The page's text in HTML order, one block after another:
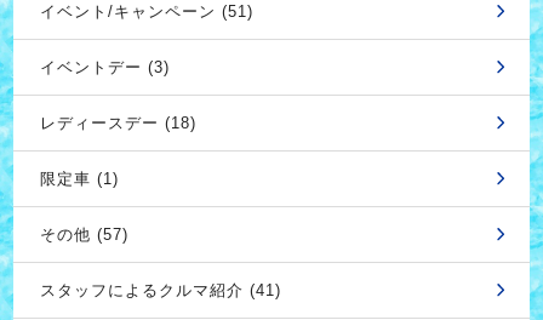
イベント/キャンペーン (51)
イベントデー (3)
レディースデー (18)
限定車 (1)
その他 (57)
スタッフによるクルマ紹介 (41)